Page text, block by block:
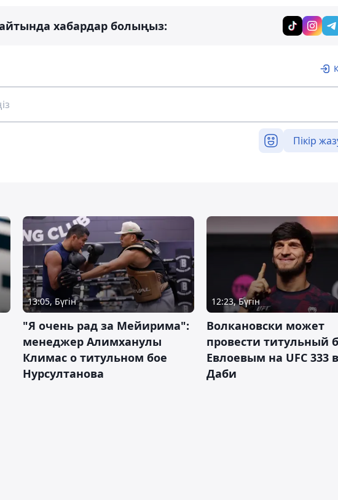
хабардар болыңыз:
Пікір
13:05, Бүгін
"Я очень рад за Мейирима":
менеджер Алимханулы
Климас о титульном бое
Нурсултанова
12:23, Бүгін
Волкановски может
провести титульный
Евлоевым на UFC 333
Даби